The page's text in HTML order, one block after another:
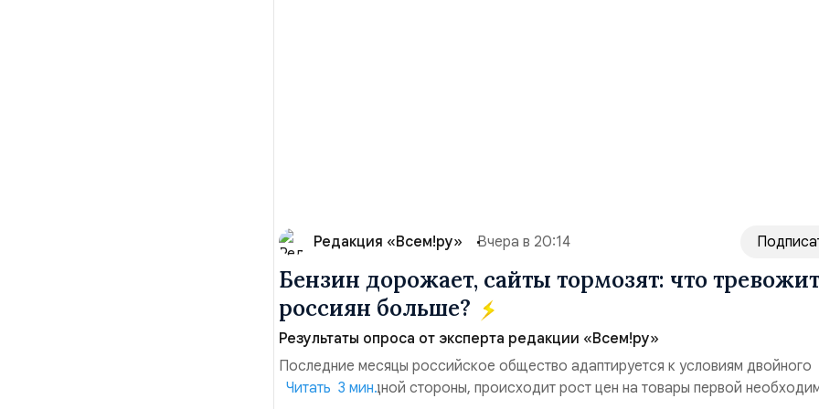
Редакция «Всем!ру» Вчера в 20:14
Бензин дорожает, сайты тормозят: что тревожит
россиян больше?
Результаты опроса от эксперта редакции «Всем!ру»
Последние месяцы российское общество адаптируется к условиям двойного
давления. С одной стороны, происходит рост цен на товары первой
Читать 3 мин.